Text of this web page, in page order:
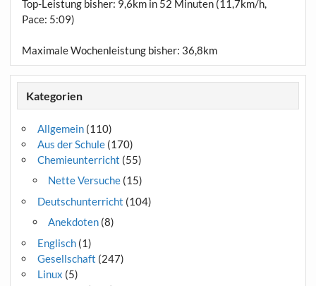
Top-Leistung bisher: 9,6km in 52 Minuten (11,7km/h,
Pace: 5:09)
Maximale Wochenleistung bisher: 36,8km
Kategorien
Allgemein(110)
Aus der Schule(170)
Chemieunterricht (55)
Nette Versuche(15)
Deutschunterricht (104)
Anekdoten(8)
Englisch(1)
Gesellschaft (247)
Linux (5)